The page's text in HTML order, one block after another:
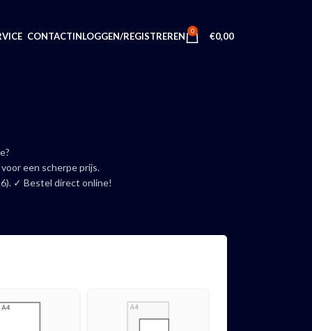
CONTACTINLOGGEN/REGISTREREN 0 €0,00
een scherpe prijs.
✓ Bestel direct online!